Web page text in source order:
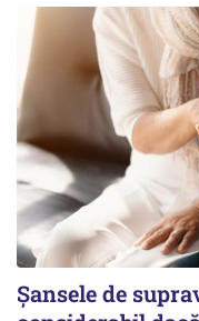
Șansele de